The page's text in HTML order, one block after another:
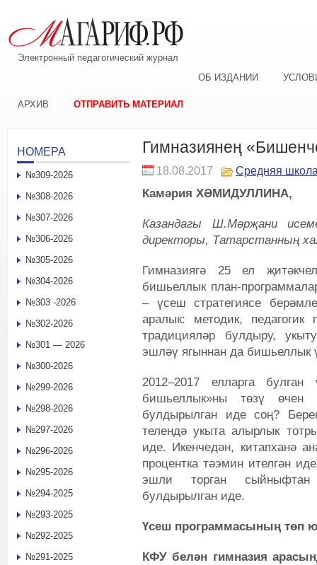
Электронный педагогический журнал
ОБ ИЗДАНИИ
АРХИВ ОТПРАВИТЬ МАТЕРИАЛ
Гимназиянең
18.08.2017 Средняя
Камәрия ХӘМИДУЛЛИНА,
Казандагы Ш.Мәрҗани
директоры, Татарстанның
Гимназиягә 25 ел
бишьеллык план-
– үсеш стратегиясе
аралык: методик,
традицияләр булдыру,
эшләү ягыннан да бишьеллык
2012–2017 елларга
бишьеллык»ны төзү өчен
булдырылган иде соң?
телендә укыта алырлык
иде. Икенчедән, китапханә
процентка тәэмин ителгән
эшли торган
булдырылган иде.
Үсеш программасының төп
КФУ белән гимназия
НОМЕРА
№309-2026
№308-2026
№307-2026
№306-2026
№305-2026
№304-2026
№303 -2026
№302-2026
№301 — 2026
№300-2026
№299-2026
№298-2026
№297-2026
№296-2026
№295-2026
№294-2025
№293-2025
№292-2025
№291-2025